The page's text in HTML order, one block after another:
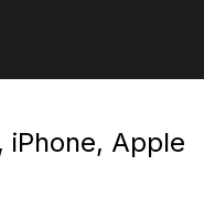
iPhone, Apple